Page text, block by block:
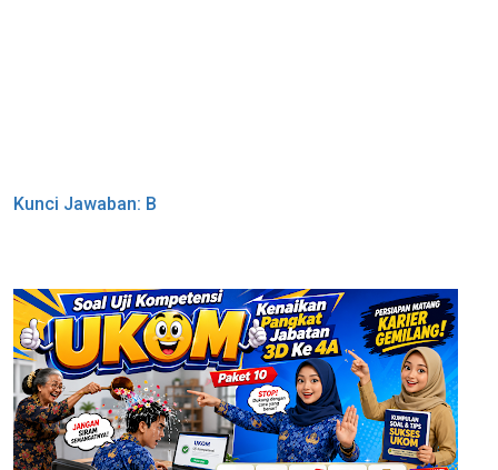
Kunci Jawaban: B